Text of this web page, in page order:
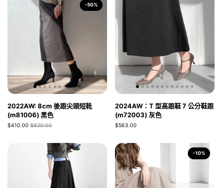
2022AW: 8cm 後跟尖頭短靴
(m81006) 黑色
$410.00 $820.00
-50%
2024AW：T 型高跟鞋 7 公分鞋跟
(m72003) 灰色
$563.00
-10%